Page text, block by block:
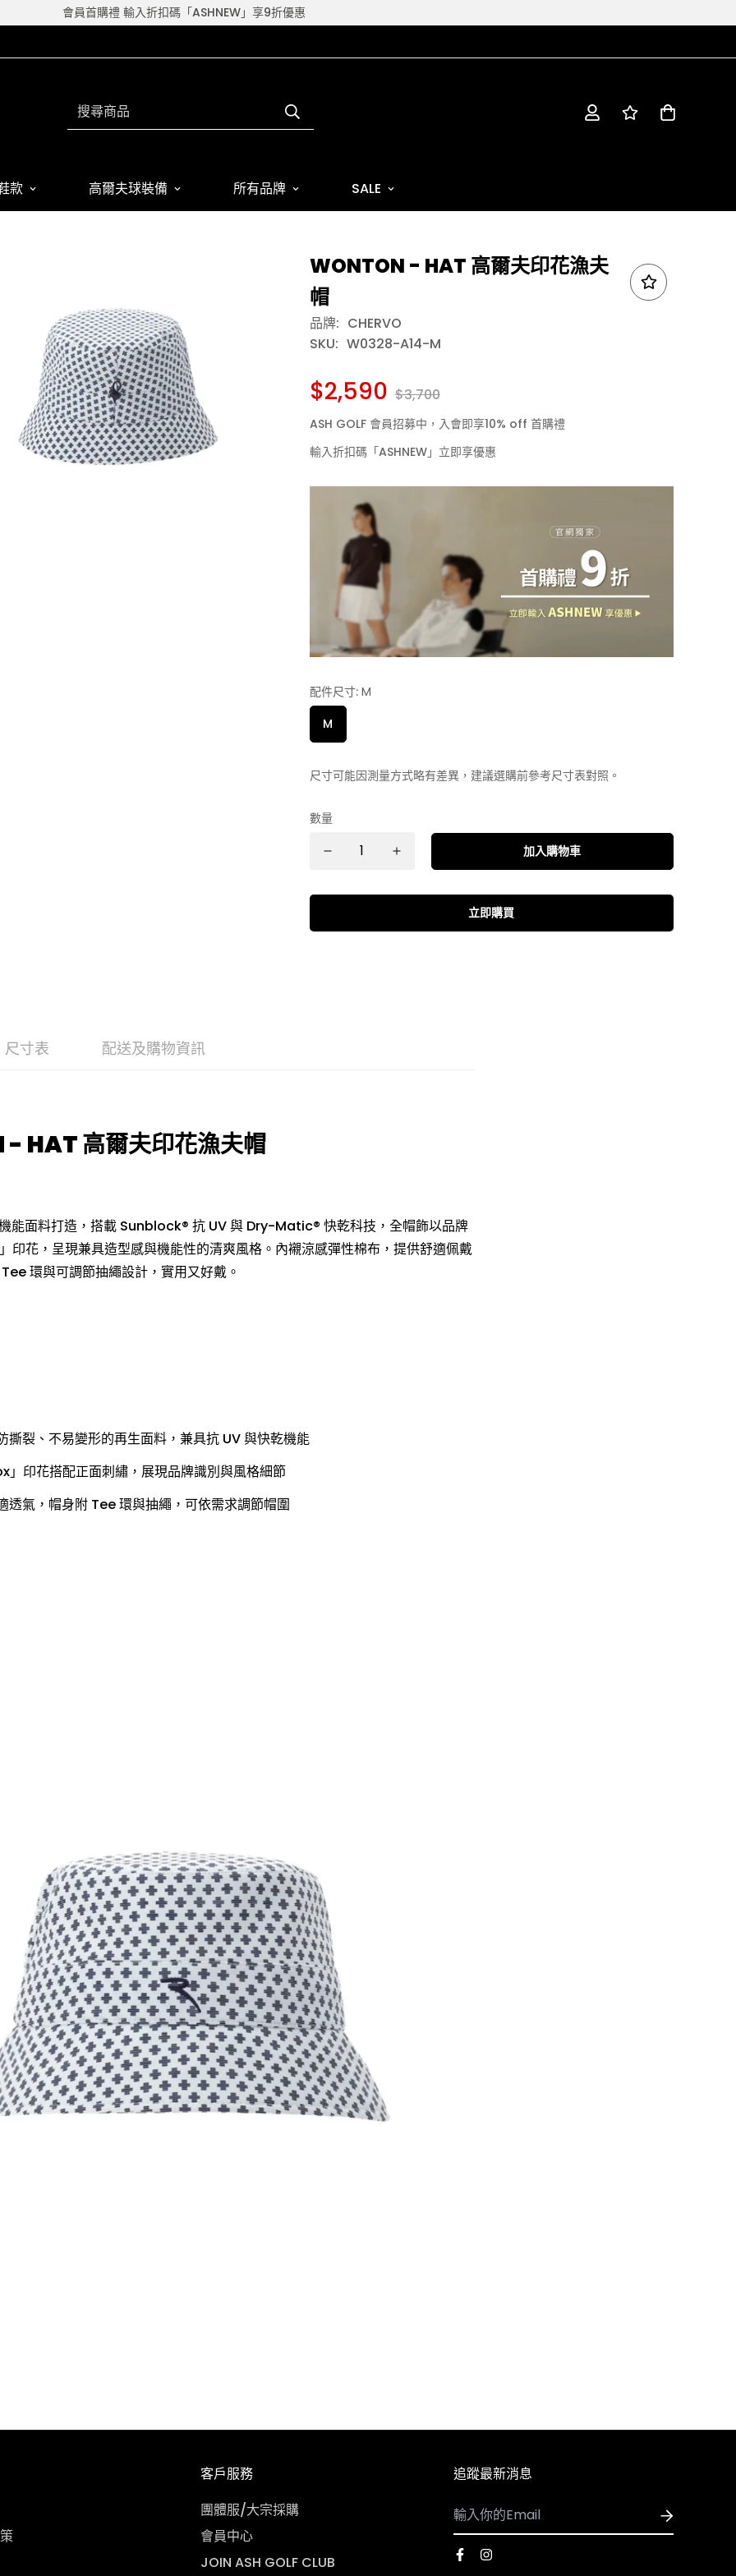
會員首購禮 輸入折扣碼「ASHNEW」享9折優惠
搜尋商品
款 高爾夫球裝備 所有品牌 SALE
WONTON - HAT 高爾夫印花漁夫
帽
品牌: CHERVO
SKU: W0328-A14-M
$2,590 $3,700
ASH GOLF 會員招募中，入會即享10% off 首購禮
輸入折扣碼「ASHNEW」立即享優惠
配件尺寸: M
M
尺寸可能因測量方式略有差異，建議選購前參考尺寸表對照。
數量
加入購物車
立即購買
尺寸表 配送及購物資訊
HAT 高爾夫印花漁夫帽
能面料打造，搭載 Sunblock® 抗 UV 與 Dry-Matic® 快乾科技，全帽飾以品牌
印花，呈現兼具造型感與機能性的清爽風格。內襯涼感彈性棉布，提供舒適佩戴
環與可調節抽繩設計，實用又好戴。
撕裂、不易變形的再生面料，兼具抗 UV 與快乾機能
印花搭配正面刺繡，展現品牌識別與風格細節
透氣，帽身附 Tee 環與抽繩，可依需求調節帽圍
客戶服務
團體服/大宗採購
會員中心
JOIN ASH GOLF CLUB
追蹤最新消息